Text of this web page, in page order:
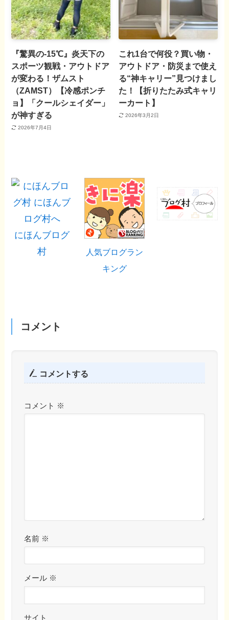
『驚異の-15℃』炎天下の
スポーツ観戦・アウトドア
が変わる！ザムスト
（ZAMST）【冷感ポンチ
ョ】「クールシェイダー」
が神すぎる
2026年7月4日
これ1台で何役？買い物・
アウトドア・防災まで使え
る“神キャリー”見つけまし
た！【折りたたみ式キャリ
ーカート】
2026年3月2日
にほんブログ
村
人気ブログラン
キング
コメント
コメントする
コメント ※
名前 ※
メール ※
サイト